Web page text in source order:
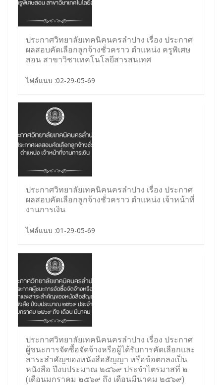
ประกาศวิทยาลัยเทคนิคนครลำปาง เรื่อง ประกาศ
ผลสอบคัดเลือกลูกจ้างชั่วคราว ตำแหน่ง ครูพิเศษ
สอน สาขาวิชาเทคโนโลยีสารสนเทศ
ไฟล์แนบ :02-29-05-69
ประกาศวิทยาลัยเทคนิคนครลำปาง เรื่อง ประกาศ
ผลสอบคัดเลือกลูกจ้างชั่วคราว ตำแหน่ง เจ้าหน้าที่
งานการเงิน
ไฟล์แนบ :01-29-05-69
ประกาศวิทยาลัยเทคนิคนครลำปาง เรื่อง ประกาศ
ผู้ชนะการจัดซื้อจัดจ้างหรือผู้ได้รับการคัดเลือกและ
สาระสำคัญของหนังสือสัญญา หรือข้อตกลงเป็น
หนังสือ ปีงบประมาณ ๒๕๖๙ ประจำไตรมาสที่ ๒
(เดือนมกราคม ๒๕๖๙ ถึง เดือนมีนาคม ๒๕๖๙)